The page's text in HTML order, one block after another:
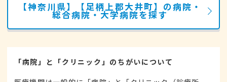
【神奈川県】【足柄上郡大井町】の病院・
総合病院・大学病院を探す
「病院」と「クリニック」のちがいについて